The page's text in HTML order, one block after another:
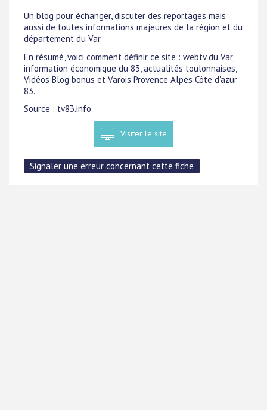
Un blog pour échanger, discuter des reportages mais
aussi de toutes informations majeures de la région et du
département du Var.
En résumé, voici comment définir ce site : webtv du Var,
information économique du 83, actualités toulonnaises,
Vidéos Blog bonus et Varois Provence Alpes Côte d'azur
83.
Source : tv83.info
Visiter le site